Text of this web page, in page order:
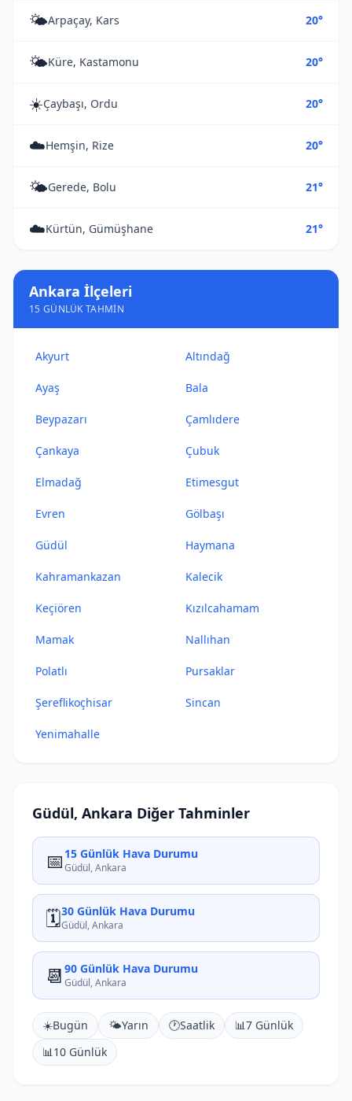
🌤️Arpaçay, Kars 20°
🌤️Küre, Kastamonu 20°
☀️Çaybaşı, Ordu 20°
☁️Hemşin, Rize 20°
🌤️Gerede, Bolu 21°
☁️Kürtün, Gümüşhane 21°
Ankara İlçeleri
15 GÜNLÜK TAHMIN
Akyurt Altındağ
Ayaş Bala
Beypazarı Çamlıdere
Çankaya Çubuk
Elmadağ Etimesgut
Evren Gölbaşı
Güdül Haymana
Kahramankazan Kalecik
Keçiören Kızılcahamam
Mamak Nallıhan
Polatlı Pursaklar
Şereflikoçhisar Sincan
Yenimahalle
Güdül, Ankara Diğer Tahminler
📅 15 Günlük Hava Durumu
Güdül, Ankara
🗓️30 Günlük Hava Durumu
Güdül, Ankara
📆 90 Günlük Hava Durumu
Güdül, Ankara
☀️Bugün 🌤️Yarın 🕐Saatlik 📊7 Günlük
📊10 Günlük